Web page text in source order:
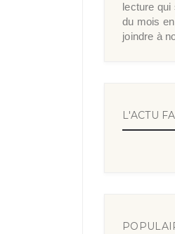
lecture qui
du mois
joindre à
L'ACTU